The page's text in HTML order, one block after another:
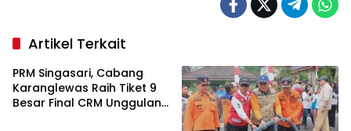
Artikel Terkait
PRM Singasari, Cabang
Karanglewas Raih Tiket 9
Besar Final CRM Unggulan